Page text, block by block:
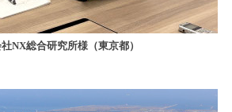
NX総合研究所様（東京都）